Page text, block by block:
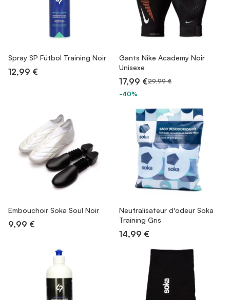
Spray SP Fútbol Training Noir
12,99 €
Gants Nike Academy Noir
Unisexe
17,99 €29,99 €
-40%
Embouchoir Soka Soul Noir
9,99 €
Neutralisateur d'odeur Soka
Training Gris
14,99 €